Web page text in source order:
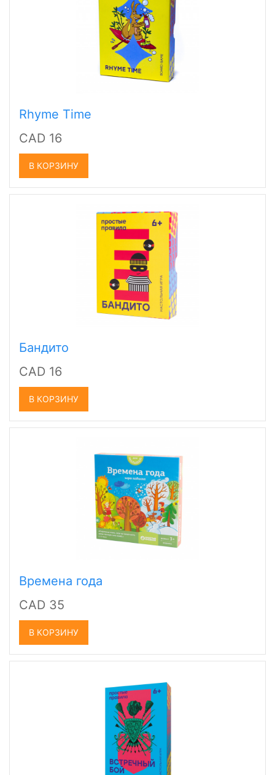
Rhyme Time
CAD 16
В КОРЗИНУ
Бандито
CAD 16
В КОРЗИНУ
Времена года
CAD 35
В КОРЗИНУ